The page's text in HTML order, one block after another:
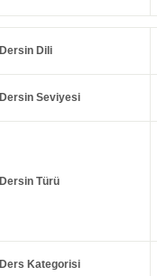
Dersin Dili
Dersin Seviyesi
Dersin Türü
Ders Kategorisi